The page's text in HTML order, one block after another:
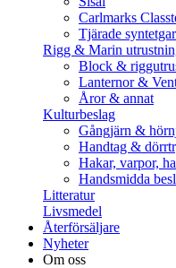
Carlmarks
Tjärade
Rigg & Marin
Block &
Lanternor &
Åror & annat
Kulturbeslag
Gångjärn &
Handtag &
Hakar, varpor,
Handsmidda
Litteratur
Livsmedel
Återförsäljare
Nyheter
Om oss